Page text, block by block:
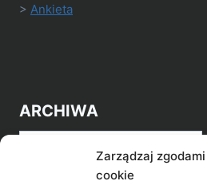
Zarządzaj
cookie
> Ankieta
ARCHIWA
Archiwa